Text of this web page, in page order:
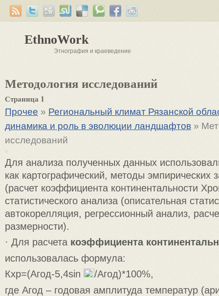
EthnoWork
Этнография и краеведение
Методология исследований
Страница 1
Прочее » Региональный климат Рязанской
динамика и роль в эволюции ландшафтов »
исследований
Для анализа полученных данных
как картографический, методы эмпирических
(расчет коэффициента континентальности
статистического анализа (описательная
автокорелляция, регрессионный анализ,
размерности).
· Для расчета коэффициента
использовалась формула:
Кхр=(Агод-5,4sin
/Агод)*100%,
где Агод – годовая амплитуда температур